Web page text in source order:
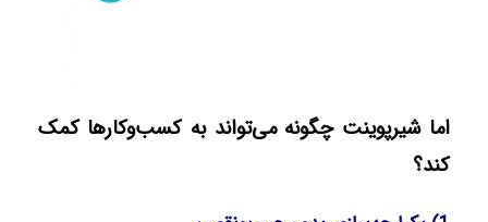
اما شیرپوینت چگونه می‌تواند به کسب‌و‌کارها کمک
کند؟